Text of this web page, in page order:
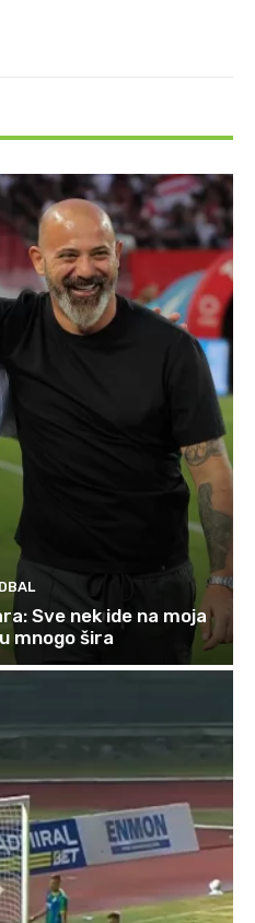
Sve nek ide na moja
mnogo šira